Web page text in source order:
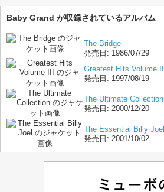
Baby Grand が収録されているアルバム
The Bridge
発売日: 1986/07/29
Greatest Hits Volume III
発売日: 1997/08/19
The Ultimate Collection
発売日: 2000/12/20
The Essential Billy Joel
発売日: 2001/10/02